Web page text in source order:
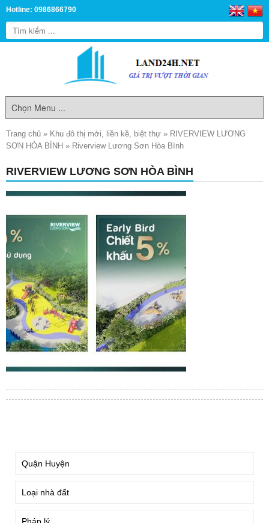
Hotline: 0986866790
Trang chủ » Khu đô thị mới, liền kề, biệt thự » RIVERVIEW LƯƠNG
SƠN HÒA BÌNH » Riverview Lương Sơn Hòa Bình
RIVERVIEW LƯƠNG SƠN HÒA BÌNH